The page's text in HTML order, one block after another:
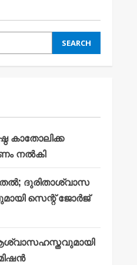
SEARCH
കാതോലിക്ക
നൽകി
ദുരിതാശ്വാസ
സെന്റ് ജോർജ്